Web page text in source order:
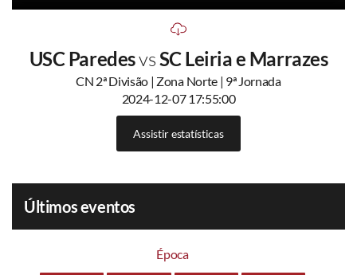
USC ParedesvsSC Leiria e Marrazes
CN 2ª Divisão | Zona Norte | 9ª Jornada
2024-12-07 17:55:00
Assistir estatísticas
Últimos eventos
Época